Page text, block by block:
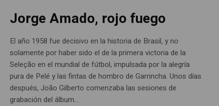
Jorge Amado, rojo fuego
El año 1958 fue decisivo en la historia de Brasil, y no
solamente por haber sido el de la primera victoria de la
Seleção en el mundial de fútbol, impulsada por la alegría
pura de Pelé y las fintas de hombro de Garrincha. Unos días
después, João Gilberto comenzaba las sesiones de
grabación del álbum...